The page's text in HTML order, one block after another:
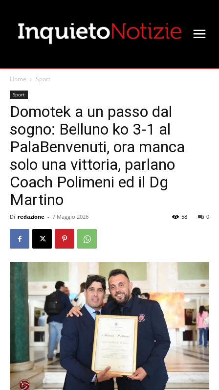
Home Sport
Sport
Domotek a un passo dal
sogno: Belluno ko 3-1 al
PalaBenvenuti, ora manca
solo una vittoria, parlano
Coach Polimeni ed il Dg
Martino
Di redazione - 7 Maggio 2026 0
58